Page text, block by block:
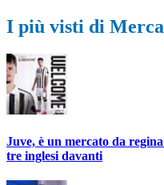
I più visti di
Juve, è un mercato da
tre inglesi davanti